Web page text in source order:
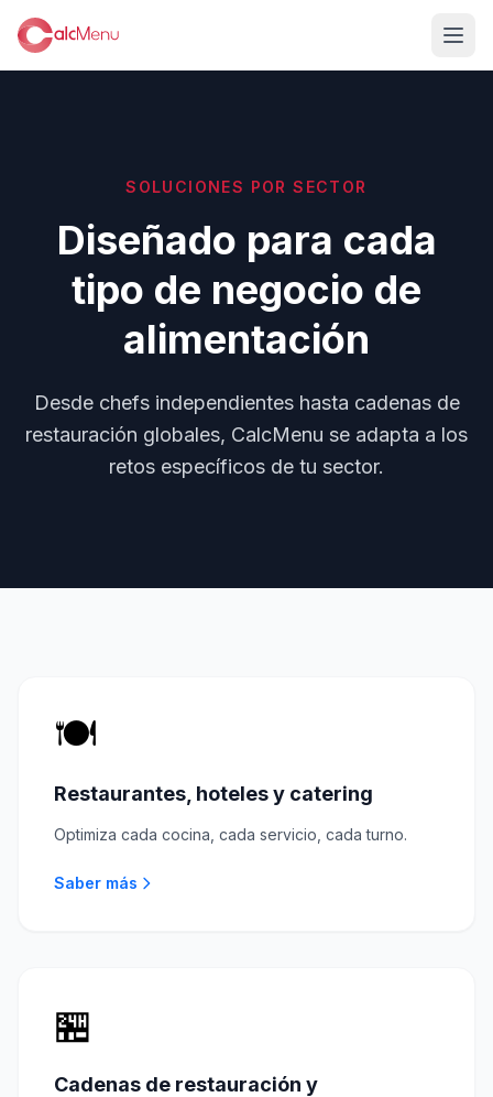
SOLUCIONES POR SECTOR
Diseñado para cada
tipo de negocio de
alimentación
Desde chefs independientes hasta cadenas de
restauración globales, CalcMenu se adapta a los
retos específicos de tu sector.
🍽️
Restaurantes, hoteles y catering
Optimiza cada cocina, cada servicio, cada turno.
Saber más
🏪
Cadenas de restauración y